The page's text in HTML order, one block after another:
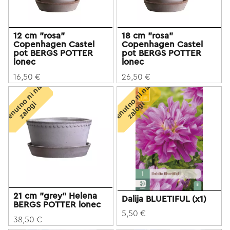
12 cm "rosa"
Copenhagen Castel
pot BERGS POTTER
lonec
16,50 €
18 cm "rosa"
Copenhagen Castel
pot BERGS POTTER
lonec
26,50 €
T
r
e
n
u
t
n
o
n
i
n
a
z
a
l
o
g
i
21 cm "grey" Helena
BERGS POTTER lonec
38,50 €
T
r
e
n
u
t
n
o
n
i
n
a
z
a
l
o
g
i
Dalija BLUETIFUL (x1)
5,50 €